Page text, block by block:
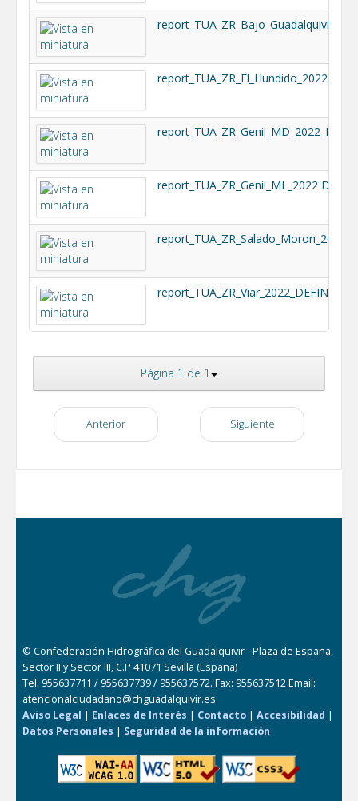
report_TUA_ZR_Genil_MI _2022
Página 1 de 1
Anterior Siguiente
© Confederación Hidrográfica del Guadalquivir - Plaza de España,
Sector II y Sector III, C.P 41071 Sevilla (España)
Tel. 955637711 / 955637739 / 955637572. Fax: 955637512 Email:
atencionalciudadano@chguadalquivir.es
Aviso Legal | Enlaces de Interés | Contacto |Accesibilidad |
Datos Personales | Seguridad de la información